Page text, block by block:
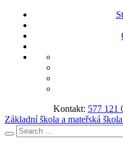
Kontakt: 577 121
Základní škola a mateřská